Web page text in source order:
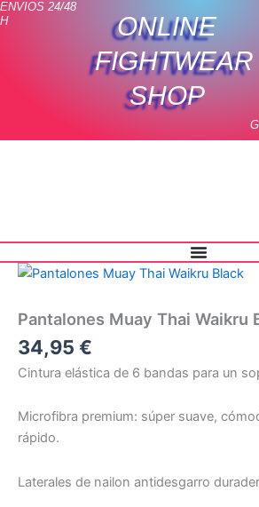
Ir
ENVIOS 24/48
H
ONLINE
FIGHTWEAR
SHOP
Pantalones Muay Thai Waikru
34,95 €
Cintura elástica de 6 bandas para un
Microfibra premium: súper suave,
rápido.
Laterales de nailon antidesgarro
Pantalones
Waikru
Black
cantidad